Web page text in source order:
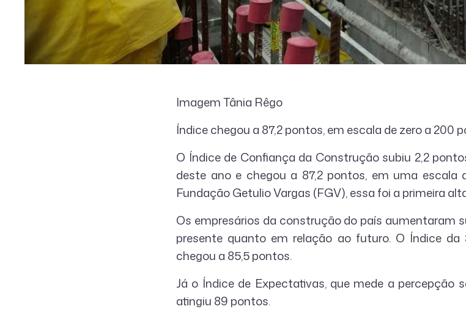
Imagem Tânia Rêgo
Índice chegou a 87,2 pontos, em escala de zero a 200
O Índice de Confiança da Construção subiu 2,2
deste ano e chegou a 87,2 pontos, em uma escala
Fundação Getulio Vargas (FGV), essa foi a primeira
Os empresários da construção do país aumentaram
presente quanto em relação ao futuro. O Índice
chegou a 85,5 pontos.
Já o Índice de Expectativas, que mede a percepção
atingiu 89 pontos.